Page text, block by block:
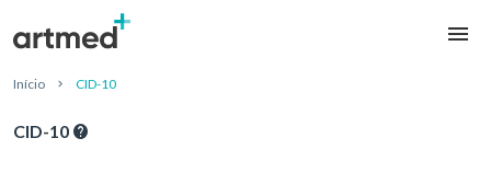
Início CID-10
CID-10